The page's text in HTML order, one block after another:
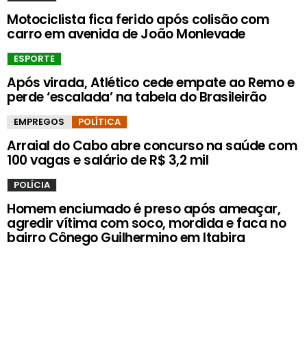
Motociclista fica ferido após colisão com
carro em avenida de João Monlevade
ESPORTE
Após virada, Atlético cede empate ao Remo e
perde ‘escalada’ na tabela do Brasileirão
EMPREGOS POLÍTICA
Arraial do Cabo abre concurso na saúde com
100 vagas e salário de R$ 3,2 mil
POLÍCIA
Homem enciumado é preso após ameaçar,
agredir vítima com soco, mordida e faca no
bairro Cônego Guilhermino em Itabira